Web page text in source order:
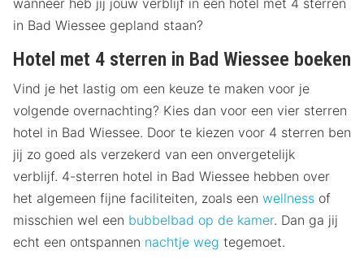
wanneer heb jij jouw verblijf in een hotel met 4 sterren
in Bad Wiessee gepland staan?
Hotel met 4 sterren in Bad Wiessee boeken
Vind je het lastig om een keuze te maken voor je
volgende overnachting? Kies dan voor een vier sterren
hotel in Bad Wiessee. Door te kiezen voor 4 sterren ben
jij zo goed als verzekerd van een onvergetelijk
verblijf. 4-sterren hotel in Bad Wiessee hebben over
het algemeen fijne faciliteiten, zoals een wellness of
misschien wel een bubbelbad op de kamer. Dan ga jij
echt een ontspannen nachtje weg tegemoet.